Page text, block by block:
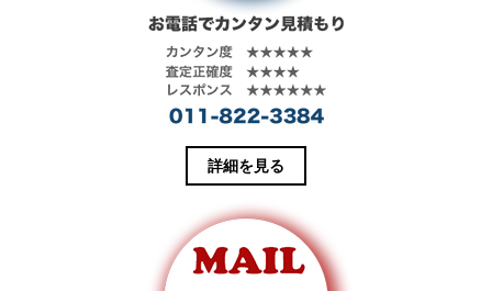
ルは50年代に
多くみられる
ボックスシル
エットのレギ
ュラーストレ
ートです。
出したクラウ
詳細を見る